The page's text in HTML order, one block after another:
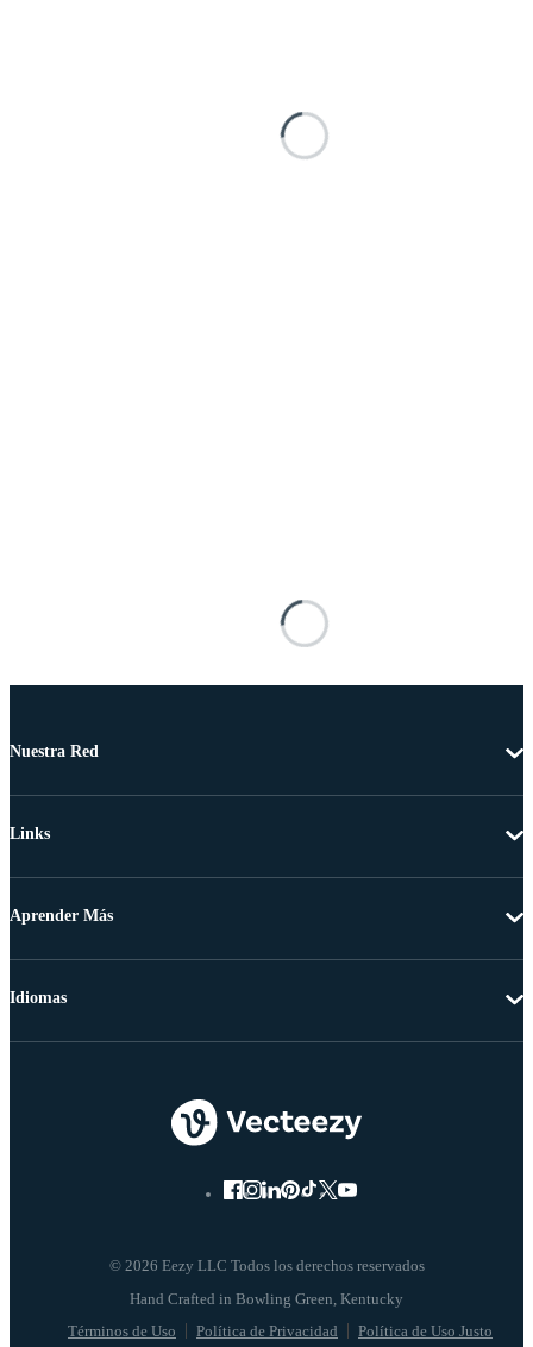
Nuestra Red
Links
Aprender Más
© 2026 Eezy LLC Todos los derechos reservados
Términos de Uso Política de Privacidad Política de Uso Justo
Idiomas